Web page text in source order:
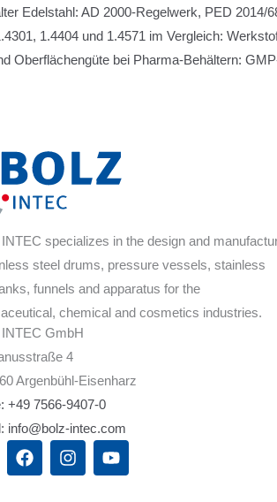
Edelstahl: AD 2000-Regelwerk, PED 2014/
1.4404 und 1.4571 im Vergleich:
Oberflächengüte bei Pharma-Behältern:
specializes in the design and
steel drums, pressure vessels, stainless
funnels and apparatus for the
chemical and cosmetics industries.
GmbH
4
Argenbühl-Eisenharz
+49 7566-9407-0
info@bolz-intec.com
F
a
I
n
Y
o